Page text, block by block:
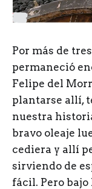
Por más de
permaneció
Felipe del
plantarse allí,
nuestra
bravo oleaje
cediera y allí
sirviendo de
fácil. Pero